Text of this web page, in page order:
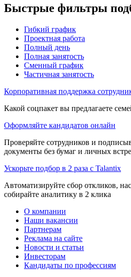
Быстрые фильтры
Гибкий график
Проектная работа
Полный день
Полная занятость
Сменный график
Частичная занятость
Корпоративная поддержка
Какой соцпакет вы предлагаете
Оформляйте кандидатов онлайн
Проверяйте сотрудников и
документы без бумаг и личных
Ускорьте подбор в 2 раза с Talantix
Автоматизируйте сбор откликов,
собирайте аналитику в 2 клика
О компании
Наши вакансии
Партнерам
Реклама на сайте
Новости и статьи
Инвесторам
Кандидаты по профессиям